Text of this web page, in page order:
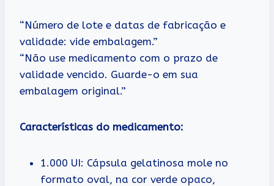
“Número de lote e datas de fabricação e
validade: vide embalagem.”
“Não use medicamento com o prazo de
validade vencido. Guarde-o em sua
embalagem original.”
Características do medicamento:
1.000 UI: Cápsula gelatinosa mole no
formato oval, na cor verde opaco,